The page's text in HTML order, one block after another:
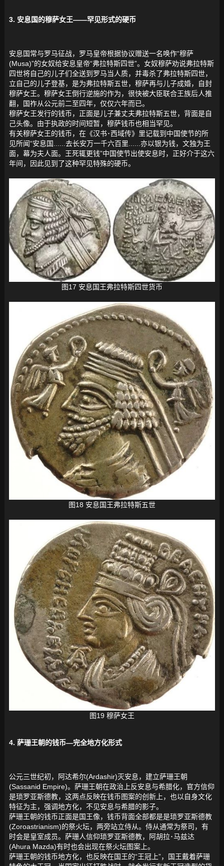
3. 安息国的穆萨女王——罕见形式的硬币
安息国常与罗马征战，罗马皇帝根据协议赠送一名唤作“穆萨
(Musa)”的女奴给安息皇帝“弗拉特斯四世”。女奴穆萨劝说弗拉特斯
四世将自己的儿子们全送到罗马当人质，并毒杀了弗拉特斯四世，
立自己的儿子登基，是为弗拉特斯五世，穆萨再与儿子成婚，自封
穆萨女王。穆萨女王倒行逆施的作为，很快被大臣联合王族后人推
翻，国祚从公元前二至四年，仅仅六年而已。
穆萨女王发行的钱币，正面是儿子兼丈夫弗拉特斯五世，背面是自
己头像。由于执政的时间短暂，穆萨钱币也相当罕见。
有关穆萨女王的钱币，在《汉书･西域传》里记载到中国使节的所
见所闻“安息国......去长安万一千六百里......亦以银为钱，文独为王
面，幕为夫人面。王死辄更钱”中国使节出使安息时，正好介于这六
年间，因此见到了这种罕见特殊的硬币。
图17 安息国王弗拉特斯四世货币
图18 安息国王弗拉特斯五世
图19 穆萨女王
4. 萨珊王朝的钱币—完全地方化形式
公元三世纪初，阿达希尔(Ardashir)灭安息，建立萨珊王朝
(Sassanid Empire)。萨珊王朝在政治上反安息与希腊化，官方信仰
是琐罗亚斯德教，这两点反映在钱币图案的创新上，也以自身文化
特征为主，强调地方化，不见安息与希腊的影子。
萨珊王朝的钱币正面是国王像，钱币背面全部都是是琐罗亚斯德教
(Zoroastrianism)的祭火坛，两旁站立侍从。侍从通常为祭司，有
时会是皇室成员。萨珊人信仰琐罗亚斯德教，阿胡拉･马兹达
(Ahura Mazda)有时也会出现在祭火坛图案上。
萨珊王朝的钱币地方化，也反映在国王的“王冠上”，国王戴着萨珊